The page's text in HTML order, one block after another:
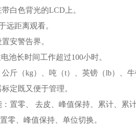
白色背光的LCD上。
远距离观看。
安警告界。
池长时间工作超过100小时。
斤（kg）、吨（t）、英镑（lb）、牛
定既又便于管理。
置零、 去皮、峰值保持、累计、累
零、峰值保持、单位切换。